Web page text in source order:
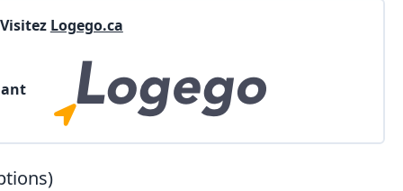
Logego.ca